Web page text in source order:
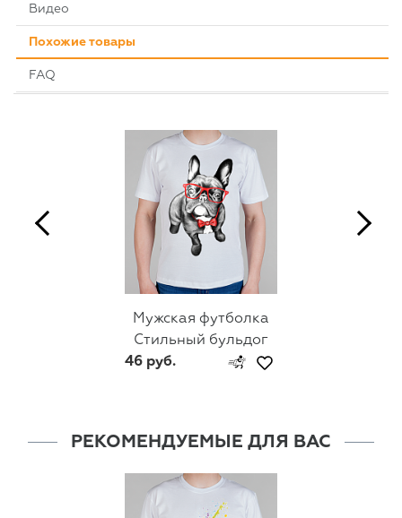
Видео
Похожие товары
FAQ
Мужская футболка
Стильный бульдог
46 руб.
РЕКОМЕНДУЕМЫЕ ДЛЯ ВАС